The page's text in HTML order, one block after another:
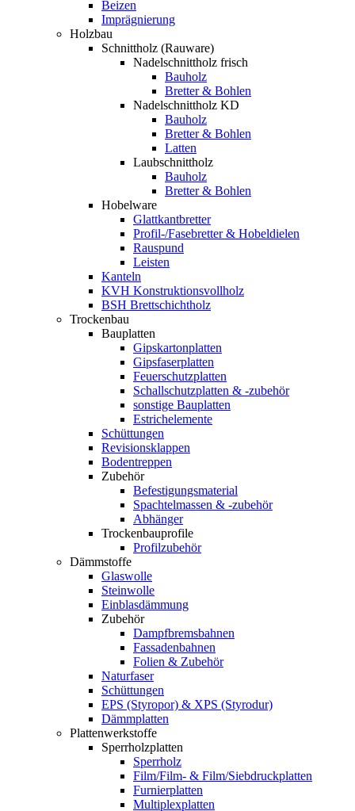
Beizen
Imprägnierung
Holzbau
Schnittholz (Rauware)
Nadelschnittholz frisch
Bauholz
Bretter & Bohlen
Nadelschnittholz KD
Bauholz
Bretter & Bohlen
Latten
Laubschnittholz
Bauholz
Bretter & Bohlen
Hobelware
Glattkantbretter
Profil-/Fasebretter & Hobeldielen
Rauspund
Leisten
Kanteln
KVH Konstruktionsvollholz
BSH Brettschichtholz
Trockenbau
Bauplatten
Gipskartonplatten
Gipsfaserplatten
Feuerschutzplatten
Schallschutzplatten & -zubehör
sonstige Bauplatten
Estrichelemente
Schüttungen
Revisionsklappen
Bodentreppen
Zubehör
Befestigungsmaterial
Spachtelmassen & -zubehör
Abhänger
Trockenbauprofile
Profilzubehör
Dämmstoffe
Glaswolle
Steinwolle
Einblasdämmung
Zubehör
Dampfbremsbahnen
Fassadenbahnen
Folien & Zubehör
Naturfaser
Schüttungen
EPS (Styropor) & XPS (Styrodur)
Dämmplatten
Plattenwerkstoffe
Sperrholzplatten
Sperrholz
Film/Film- & Film/Siebdruckplatten
Furnierplatten
Multiplexplatten